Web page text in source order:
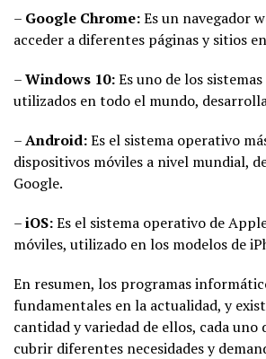
– Google Chrome:Es un navegador
acceder a diferentes páginas y sitios
–Windows 10:Es uno de los
utilizados en todo el mundo,
–Android:Es el sistema operativo
dispositivos móviles a nivel mundial,
Google.
–iOS:Es el sistema operativo de
móviles, utilizado en los modelos de
En resumen, los programas
fundamentales en la actualidad, y
cantidad y variedad de ellos, cada uno
cubrir diferentes necesidades y